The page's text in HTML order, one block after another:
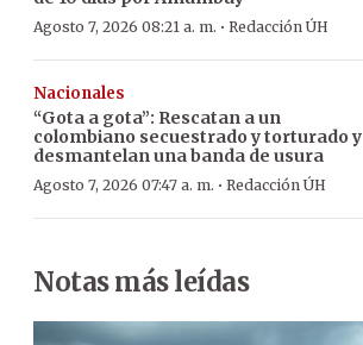
Agosto 7, 2026 08:21 a. m. · Redacción ÚH
Nacionales
“Gota a gota”: Rescatan a un
colombiano secuestrado y torturado y
desmantelan una banda de usura
Agosto 7, 2026 07:47 a. m. · Redacción ÚH
Notas más leídas